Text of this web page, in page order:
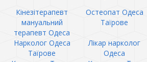
Кінезітерапевт
мануальний
терапевт Одеса
Остеопат Одеса
Таїрове
Нарколог Одеса
Таїрове
Лікар нарколог
Одеса